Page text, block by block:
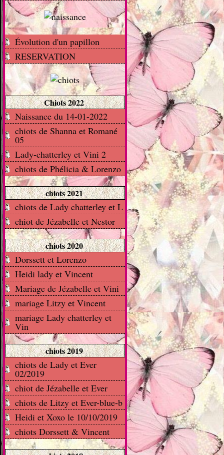
Évolution d'un papillon
RESERVATION
Chiots 2022
Naissance du 14-01-2022
chiots de Shanna et Romané
05
Lady-chatterley et Vini 2
chiots de Phélicia & Lorenzo
chiots 2021
chiots de Lady chatterley et L
chiot de Jézabelle et Nestor
chiots 2020
Dorssett et Lorenzo
Heidi lady et Vincent
Mariage de Jézabelle et Vini
mariage Litzy et Vincent
mariage Lady chatterley et
Vin
chiots 2019
chiots de Lady et Ever
02/2019
chiot de Jézabelle et Ever
chiots de Litzy et Ever-blue-b
Heidi et Xoxo le 10/10/2019
chiots Dorssett & Vincent